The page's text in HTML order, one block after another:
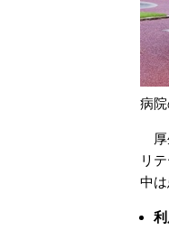
病
厚
リ
中